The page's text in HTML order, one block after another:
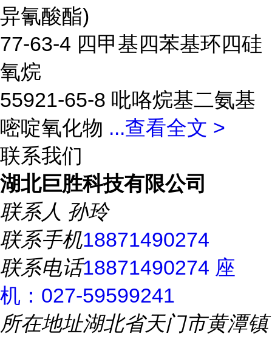
异氰酸酯)
77-63-4 四甲基四苯基环四硅
氧烷
55921-65-8 吡咯烷基二氨基
嘧啶氧化物 ...查看全文 >
联系我们
湖北巨胜科技有限公司
联系人 孙玲
联系手机18871490274
联系电话18871490274 座
机：027-59599241
所在地址湖北省天门市黄潭镇